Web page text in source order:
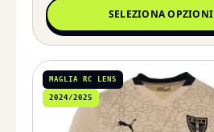
SELEZIONA OPZIONI
MAGLIA RC LENS
2024/2025